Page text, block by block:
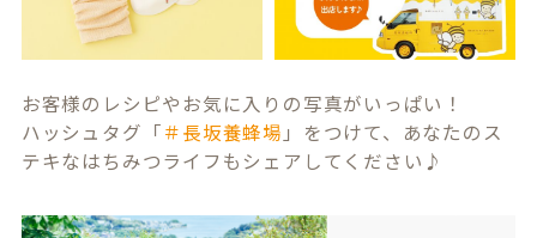
お客様のレシピやお気に入りの写真がいっぱい！
ハッシュタグ「＃長坂養蜂場 」をつけて、あなたのス
テキなはちみつライフもシェアしてください♪